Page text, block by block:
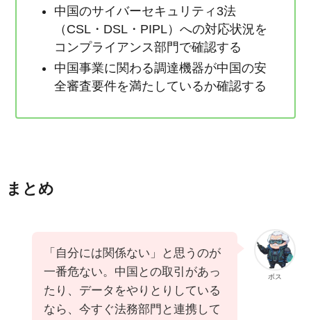
中国のサイバーセキュリティ3法
（CSL・DSL・PIPL）への対応状況を
コンプライアンス部門で確認する
中国事業に関わる調達機器が中国の安
全審査要件を満たしているか確認する
まとめ
ボス
「自分には関係ない」と思うのが
一番危ない。中国との取引があっ
たり、データをやりとりしている
なら、今すぐ法務部門と連携して